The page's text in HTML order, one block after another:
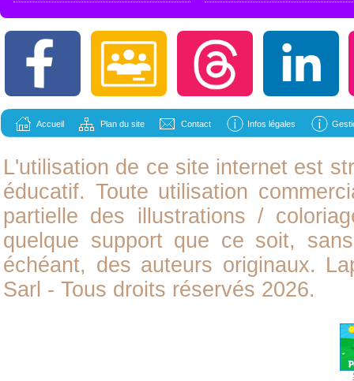
Accueil Plan du site Contact Infos légales
L'utilisation de ce site internet est
éducatif. Toute utilisation
partielle des illustrations /
quelque support que ce soit,
échéant, des auteurs originaux.
Sarl - Tous droits réservés 2026.